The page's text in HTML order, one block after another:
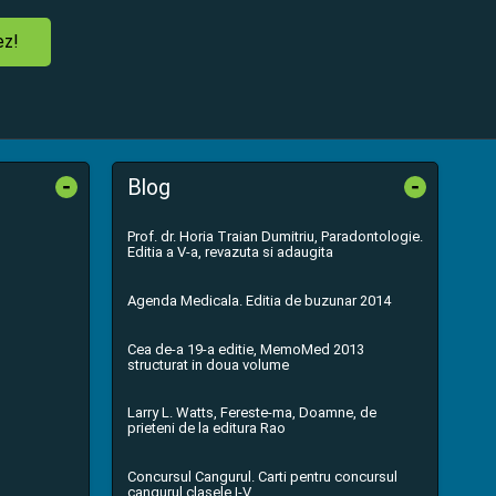
- Blog -
Prof. dr. Horia Traian Dumitriu, Paradontologie.
Editia a V-a, revazuta si adaugita
Agenda Medicala. Editia de buzunar 2014
Cea de-a 19-a editie, MemoMed 2013
structurat in doua volume
Larry L. Watts, Fereste-ma, Doamne, de
prieteni de la editura Rao
Concursul Cangurul. Carti pentru concursul
cangurul clasele I-V